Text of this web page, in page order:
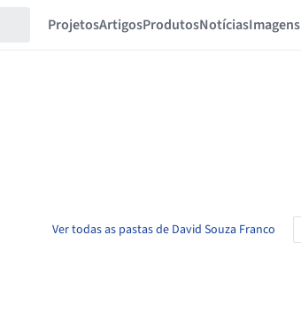
ProjetosArtigosProdutosNotíciasImagens
Ver todas as pastas de David Souza Franco